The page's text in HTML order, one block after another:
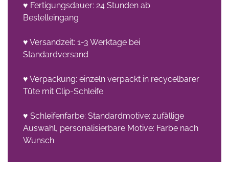
♥ Fertigungsdauer: 24 Stunden ab
Bestelleingang
♥ Versandzeit: 1-3 Werktage bei
Standardversand
♥ Verpackung: einzeln verpackt in recycelbarer
Tüte mit Clip-Schleife
♥ Schleifenfarbe: Standardmotive: zufällige
Auswahl, personalisierbare Motive: Farbe nach
Wunsch